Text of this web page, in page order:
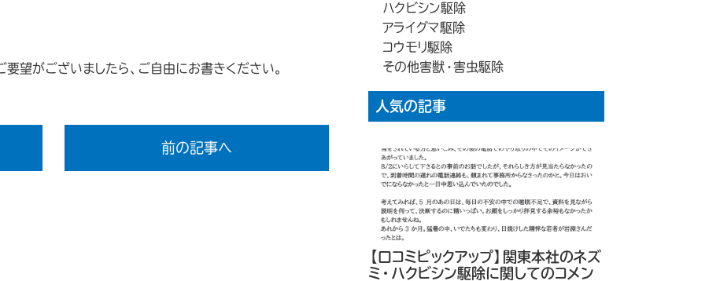
望がございましたら、ご自由にお書きください。
前の記事へ
ハクビシン駆除
アライグマ駆除
コウモリ駆除
その他害獣・害虫駆除
人気の記事
【口コミピックアップ】関東本社のネズ
ミ・ハクビシン駆除に関してのコメン